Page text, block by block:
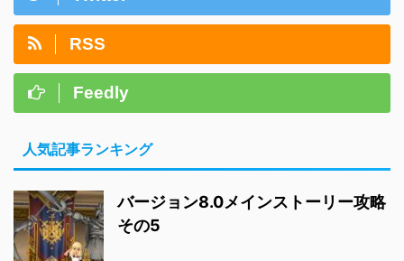
RSS
Feedly
人気記事ランキング
バージョン8.0メインストーリー攻略
その5